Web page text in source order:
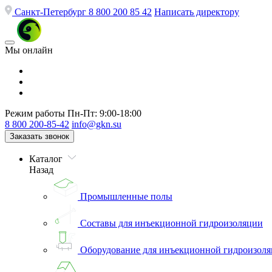
Санкт-Петербург 8 800 200 85 42 Написать директору
Мы онлайн
Режим работы Пн-Пт: 9:00-18:00
8 800 200-85-42 info@gkn.su
Заказать звонок
Каталог
Назад
Промышленные полы
Составы для инъекционной гидроизоляции
Оборудование для инъекционной